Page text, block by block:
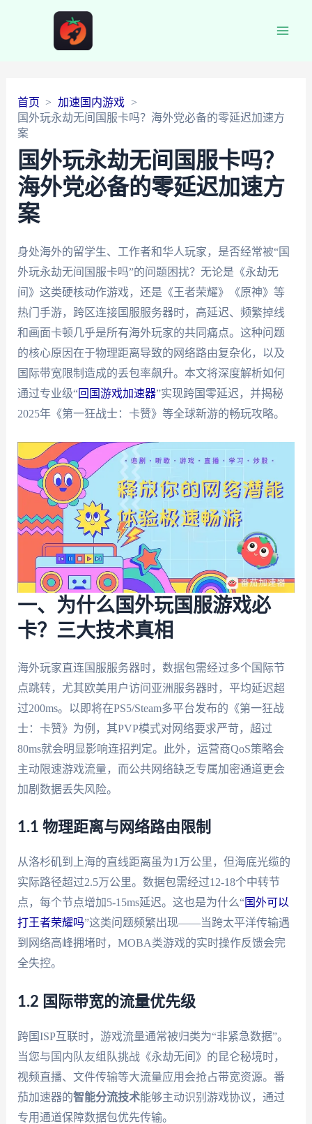
首页
加速国内游戏
国外玩永劫无间国服卡吗？海外党必备的零延迟加速方
案
国外玩永劫无间国服卡吗？
海外党必备的零延迟加速方
案
身处海外的留学生、工作者和华人玩家，是否经常被“国
外玩永劫无间国服卡吗”的问题困扰？无论是《永劫无
间》这类硬核动作游戏，还是《王者荣耀》《原神》等
热门手游，跨区连接国服服务器时，高延迟、频繁掉线
和画面卡顿几乎是所有海外玩家的共同痛点。这种问题
的核心原因在于物理距离导致的网络路由复杂化，以及
国际带宽限制造成的丢包率飙升。本文将深度解析如何
通过专业级“回国游戏加速器”实现跨国零延迟，并揭秘
2025年《第一狂战士：卡赞》等全球新游的畅玩攻略。
一、为什么国外玩国服游戏必
卡？三大技术真相
海外玩家直连国服服务器时，数据包需经过多个国际节
点跳转，尤其欧美用户访问亚洲服务器时，平均延迟超
过200ms。以即将在PS5/Steam多平台发布的《第一狂战
士：卡赞》为例，其PVP模式对网络要求严苛，超过
80ms就会明显影响连招判定。此外，运营商QoS策略会
主动限速游戏流量，而公共网络缺乏专属加密通道更会
加剧数据丢失风险。
1.1 物理距离与网络路由限制
从洛杉矶到上海的直线距离虽为1万公里，但海底光缆的
实际路径超过2.5万公里。数据包需经过12-18个中转节
点，每个节点增加5-15ms延迟。这也是为什么“国外可以
打王者荣耀吗”这类问题频繁出现——当跨太平洋传输遇
到网络高峰拥堵时，MOBA类游戏的实时操作反馈会完
全失控。
1.2 国际带宽的流量优先级
跨国ISP互联时，游戏流量通常被归类为“非紧急数据”。
当您与国内队友组队挑战《永劫无间》的昆仑秘境时，
视频直播、文件传输等大流量应用会抢占带宽资源。番
茄加速器的智能分流技术能够主动识别游戏协议，通过
专用通道保障数据包优先传输。